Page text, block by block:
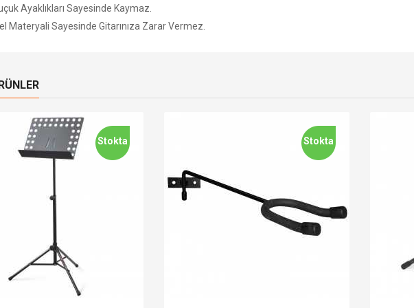
Ayaklıkları Sayesinde Kaymaz.
Materyali Sayesinde Gitarınıza Zarar Vermez.
Stokta Stokta